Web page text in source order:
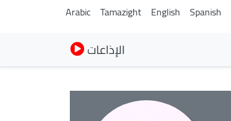
Arabic Tamazight English Spanish
الإذاعات